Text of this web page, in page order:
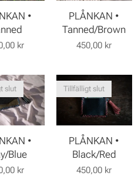
•
kr
PLÅNKAN •
Tanned/Brown
450,00 kr
•
Blue
slut
kr
PLÅNKAN •
Black/Red
Tillfälligt slut
450,00 kr